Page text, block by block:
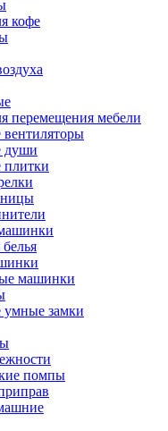
кофе
перемещения мебели
души
плитки
машинки
умные замки
помпы